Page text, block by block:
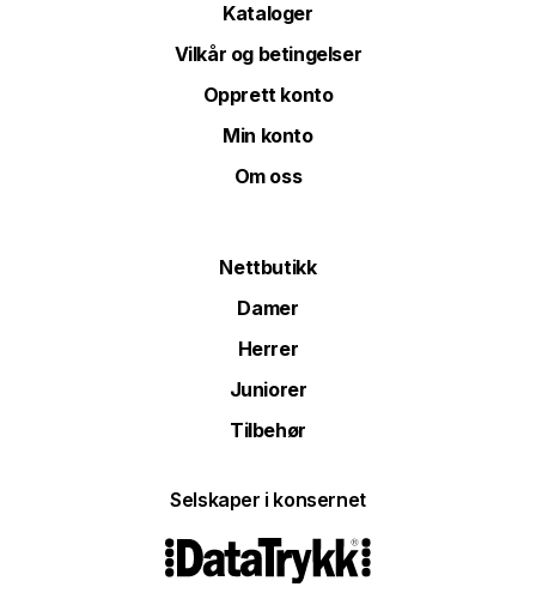
Kataloger
Vilkår og betingelser
Opprett konto
Min konto
Om oss
Nettbutikk
Damer
Herrer
Juniorer
Tilbehør
Selskaper i konsernet